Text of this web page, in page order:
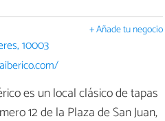
+ Añade tu negocio
10003
es un local clásico de tapas
12 de la Plaza de San Juan,